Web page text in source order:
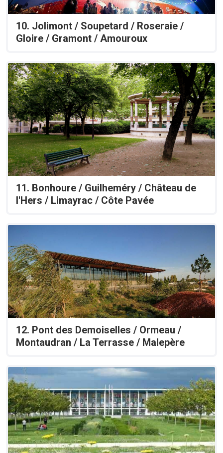
10. Jolimont / Soupetard / Roseraie /
Gloire / Gramont / Amouroux
11. Bonhoure / Guilheméry / Château de
l'Hers / Limayrac / Côte Pavée
12. Pont des Demoiselles / Ormeau /
Montaudran / La Terrasse / Malepère